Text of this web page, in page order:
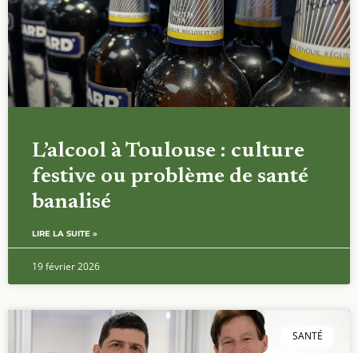
L’alcool à Toulouse : culture
festive ou problème de santé
banalisé
LIRE LA SUITE »
19 février 2026
SANTÉ